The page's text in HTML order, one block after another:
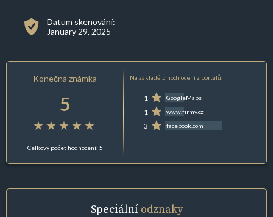
Datum skenování:
January 29, 2025
Konečná známka
5
Celkový počet hodnocení: 5
Na základě 5 hodnocení z portálů:
1 GoogleMaps
1 www.firmy.cz
3 facebook.com
Speciální odznaky